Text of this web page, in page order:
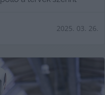
2025. 03. 26.